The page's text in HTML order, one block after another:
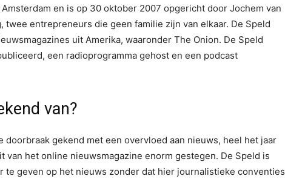
en is op 30 oktober 2007 opgericht door Jochem van
twee entrepreneurs die geen familie zijn van elkaar. De Speld
uit Amerika, waaronder The Onion. De Speld
een radioprogramma gehost en een podcast
van?
doorbraak gekend met een overvloed aan nieuws, heel het jaar
van het online nieuwsmagazine enorm gestegen. De Speld is
te geven op het nieuws zonder dat hier journalistieke conventies